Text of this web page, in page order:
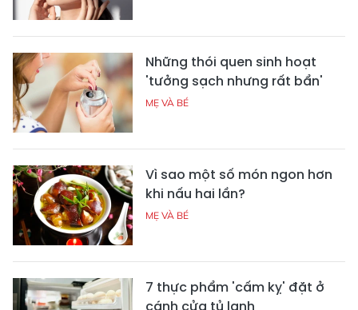
Những thói quen sinh hoạt
'tưởng sạch nhưng rất bẩn'
MẸ VÀ BÉ
Vì sao một số món ngon hơn
khi nấu hai lần?
MẸ VÀ BÉ
7 thực phẩm 'cấm kỵ' đặt ở
cánh cửa tủ lạnh